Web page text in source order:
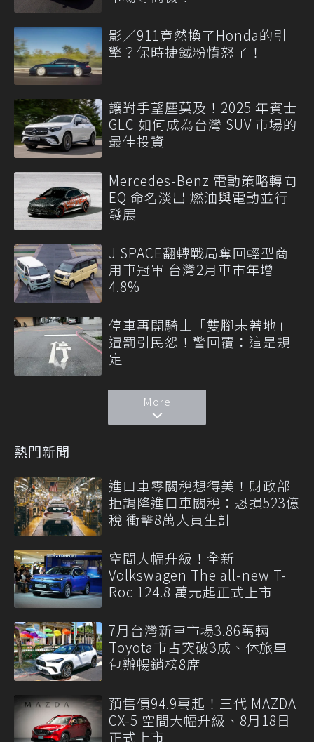
影／911竟然換了Honda的引
擎？保時捷鐵粉憤怒了！
讓對手望塵莫及！2025 年賓士
GLC 如何成為台灣 SUV 市場的
最佳投資
Mercedes-Benz 電動策略轉向
EQ 命名淡出 燃油與電動並行
發展
J SPACE翻轉戰局奪回輕型商
用車冠軍 台灣2月車市年增
4.8%
停車再開騎士「雙腳未著地」
遭罰引民怨！警回覆：這是規
定
More
熱門新聞
進口車零關稅想得美！財政部
拒調降進口車關稅：恐損523億
稅 衝擊8萬人員生計
空間大幅升級！全新
Volkswagen The all-new T-
Roc 124.8 萬元起正式上市
7月台灣新車市場3.86萬輛
Toyota市占突破3成、休旅車
包辦暢銷榜8席
預售價94.9萬起！三代 MAZDA
CX-5 空間大幅升級、8月18日
正式上市